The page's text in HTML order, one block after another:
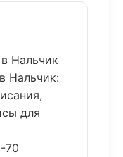
Нальчик
Нальчик:
для
70